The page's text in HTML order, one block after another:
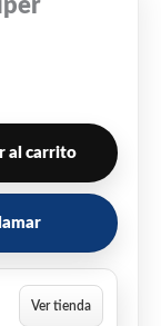
al carrito